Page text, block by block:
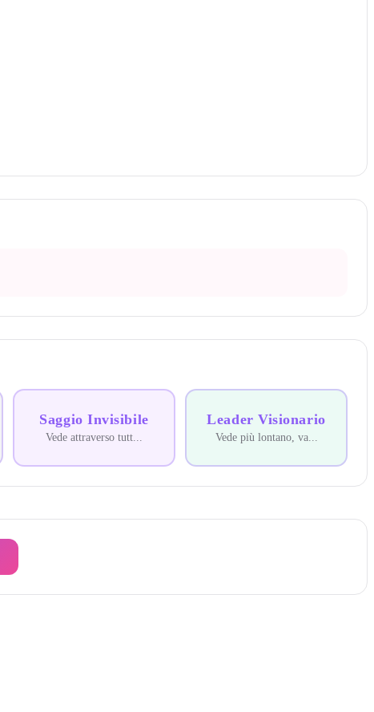
Saggio Invisibile
Vede attraverso tutt...
Leader Visionario
Vede più lontano, va...